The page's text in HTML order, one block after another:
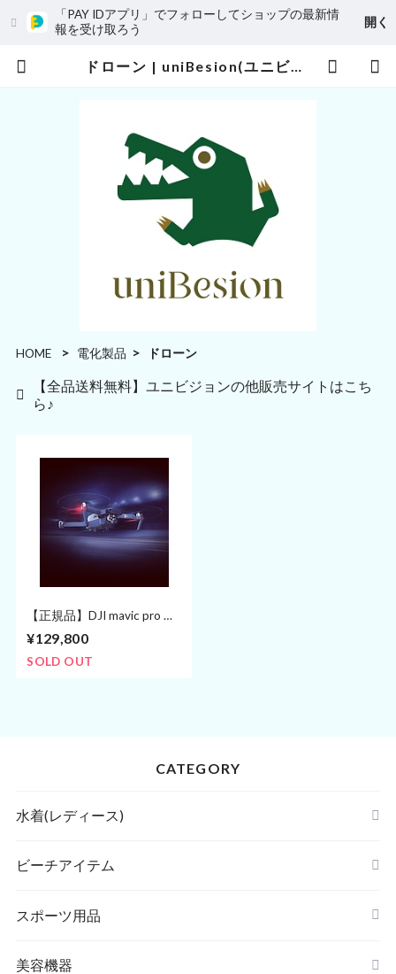
「PAY IDアプリ」でフォローしてショップの最新情
報を受け取ろう
開く
ドローン | uniBesion(ユニビジョン)
HOME 電化製品 ドローン
【全品送料無料】ユニビジョンの他販売サイトはこち
ら♪
【正規品】DJI mavic pro ド
¥129,800
SOLD OUT
CATEGORY
水着(レディース)
ビキニ
ハイネックビキニ
ビーチアイテム
ビーチサンダル
ヌードブラ
スポーツ用品
サウナスーツ
美容機器